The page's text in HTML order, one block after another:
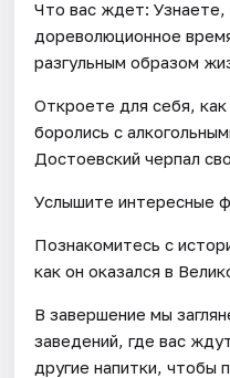
Что вас ждет: Узнаете,
дореволюционное
разгульным образом
Откроете для себя,
боролись с
Достоевский черпал
Услышите интересные
Познакомитесь с
как он оказался в
В завершение мы
заведений, где вас
другие напитки, чтобы